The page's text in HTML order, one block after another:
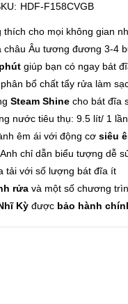
HDF-F158CVGB
thích cho mọi không gian
châu Âu tương đương 3-4
giúp bạn có ngay bát
bổ chất tẩy rửa làm
Steam Shinecho bát đĩa
nước tiêu thụ: 9.5 lít/ 1
êm ái với động cơ siêu
chỉ dẫn biểu tượng dễ
tải với số lượng bát đĩa ít
rửavà một số chương
Kỳđược bảo hành